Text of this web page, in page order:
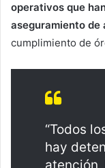
operativos que
aseguramiento de
cumplimiento de
“Todos
hay